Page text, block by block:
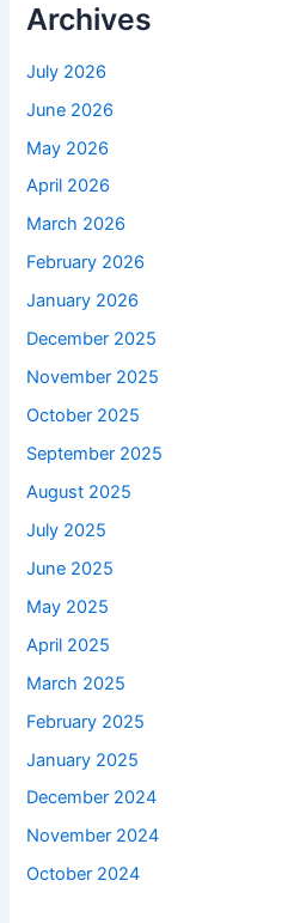
Archives
July 2026
June 2026
May 2026
April 2026
March 2026
February 2026
January 2026
December 2025
November 2025
October 2025
September 2025
August 2025
July 2025
June 2025
May 2025
April 2025
March 2025
February 2025
January 2025
December 2024
November 2024
October 2024